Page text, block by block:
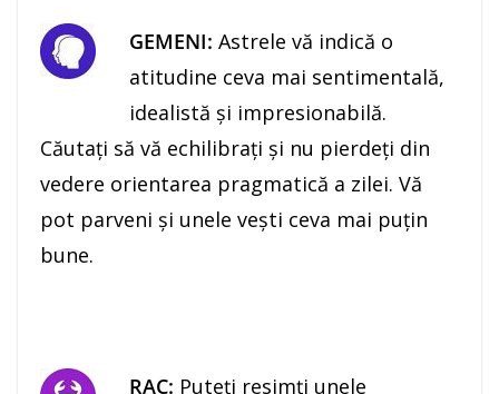
GEMENI: Astrele vă indică o
atitudine ceva mai sentimentală,
idealistă şi impresionabilă.
Căutaţi să vă echilibraţi şi nu pierdeţi din
vedere orientarea pragmatică a zilei. Vă
pot parveni şi unele veşti ceva mai puţin
bune.
RAC: Puteţi resimţi unele